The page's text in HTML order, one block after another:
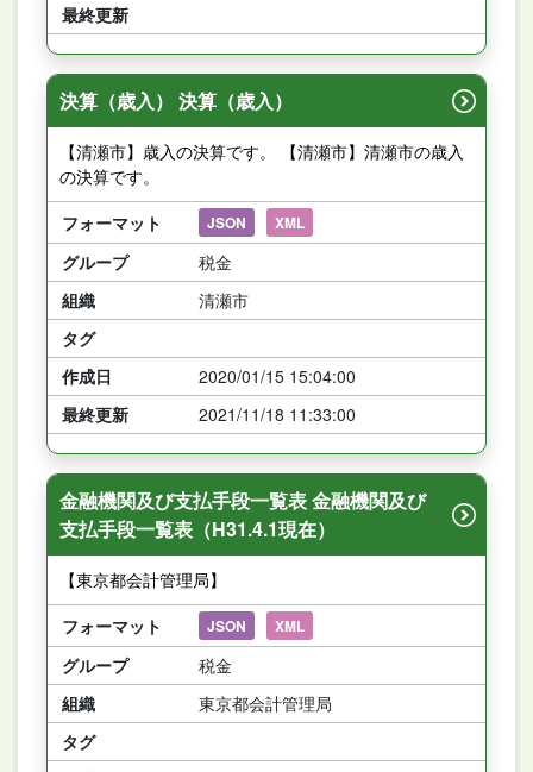
最終更新
決算（歳入） 決算（歳入）
【清瀬市】歳入の決算です。 【清瀬市】清瀬市の歳入
の決算です。
フォーマット
JSON XML
グループ
税金
組織
清瀬市
タグ
作成日
2020/01/15 15:04:00
最終更新
2021/11/18 11:33:00
金融機関及び支払手段一覧表 金融機関及び
支払手段一覧表（H31.4.1現在）
【東京都会計管理局】
フォーマット
JSON XML
グループ
税金
組織
東京都会計管理局
タグ